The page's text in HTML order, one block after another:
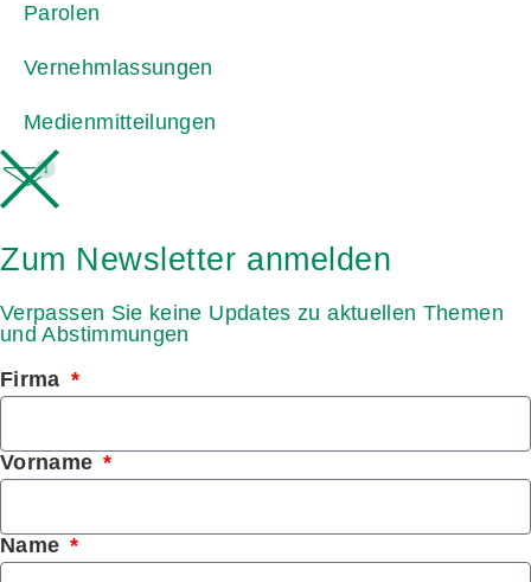
Parolen
Vernehmlassungen
Medienmitteilungen
1
Zum Newsletter anmelden
Verpassen Sie keine Updates zu aktuellen Themen
und Abstimmungen
Firma
Vorname
Name